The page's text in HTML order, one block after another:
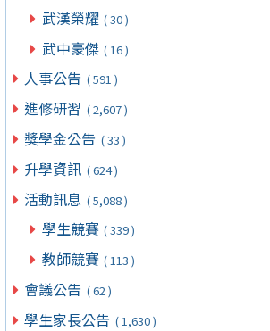
武漢榮耀 ( 30 )
武中豪傑 ( 16 )
人事公告 ( 591 )
進修研習 ( 2,607 )
獎學金公告 ( 33 )
升學資訊 ( 624 )
活動訊息 ( 5,088 )
學生競賽 ( 339 )
教師競賽 ( 113 )
會議公告 ( 62 )
學生家長公告 ( 1,630 )